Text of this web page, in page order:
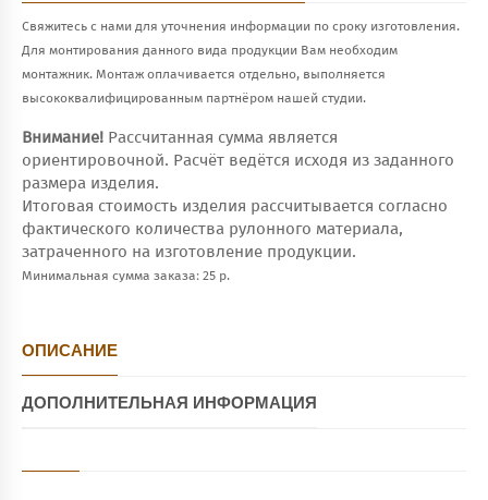
Свяжитесь с нами для уточнения информации по сроку изготовления.
Для монтирования данного вида продукции Вам необходим
монтажник. Монтаж оплачивается отдельно, выполняется
высококвалифицированным партнёром нашей студии.
Внимание! Рассчитанная сумма является
ориентировочной. Расчёт ведётся исходя из заданного
размера изделия.
Итоговая стоимость изделия рассчитывается согласно
фактического количества рулонного материала,
затраченного на изготовление продукции.
Минимальная сумма заказа: 25 р.
ОПИСАНИЕ
ДОПОЛНИТЕЛЬНАЯ ИНФОРМАЦИЯ